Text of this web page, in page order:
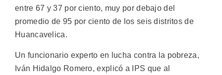
entre 67 y 37 por ciento, muy por debajo del
promedio de 95 por ciento de los seis distritos de
Huancavelica.
Un funcionario experto en lucha contra la pobreza,
Iván Hidalgo Romero, explicó a IPS que al